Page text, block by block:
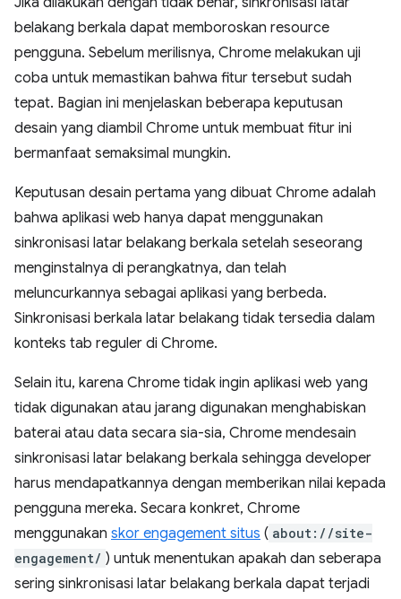
belakang berkala dapat memboroskan resource
pengguna. Sebelum merilisnya, Chrome melakukan uji
coba untuk memastikan bahwa fitur tersebut sudah
tepat. Bagian ini menjelaskan beberapa keputusan
desain yang diambil Chrome untuk membuat fitur ini
bermanfaat semaksimal mungkin.
Keputusan desain pertama yang dibuat Chrome adalah
bahwa aplikasi web hanya dapat menggunakan
sinkronisasi latar belakang berkala setelah seseorang
menginstalnya di perangkatnya, dan telah
meluncurkannya sebagai aplikasi yang berbeda.
Sinkronisasi berkala latar belakang tidak tersedia dalam
konteks tab reguler di Chrome.
Selain itu, karena Chrome tidak ingin aplikasi web yang
tidak digunakan atau jarang digunakan menghabiskan
baterai atau data secara sia-sia, Chrome mendesain
sinkronisasi latar belakang berkala sehingga developer
harus mendapatkannya dengan memberikan nilai kepada
pengguna mereka. Secara konkret, Chrome
menggunakan skor engagement situs ( about://site-
engagement/ ) untuk menentukan apakah dan seberapa
sering sinkronisasi latar belakang berkala dapat terjadi